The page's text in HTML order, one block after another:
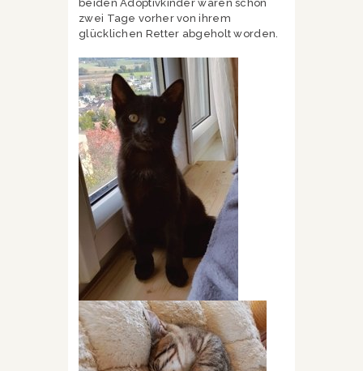
beiden Adoptivkinder waren schon
zwei Tage vorher von ihrem
glücklichen Retter abgeholt worden.